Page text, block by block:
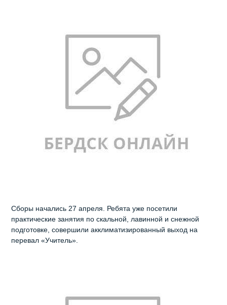
Сборы начались 27 апреля. Ребята уже посетили
практические занятия по скальной, лавинной и снежной
подготовке, совершили акклиматизированный выход на
перевал «Учитель».